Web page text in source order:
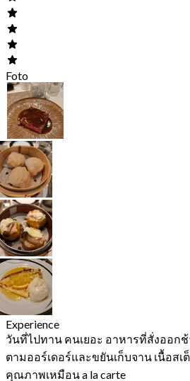
Foto
Experience
วันที่ไปทาน คนเยอะ อาหารที่สั่งออก
ตามออร์เดอร์และขยันเก็บจาน เนื้อส
คุณภาพเหมือน a la carte